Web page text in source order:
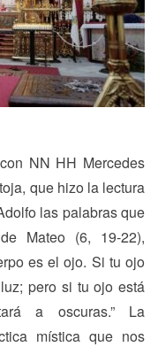
NN HH Mercedes
que hizo la lectura
las palabras que
Mateo (6, 19-22),
es el ojo. Si tu ojo
pero si tu ojo está
a oscuras.” La
mística que nos